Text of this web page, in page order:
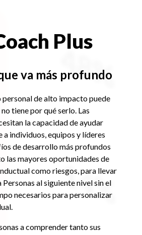
Plus
va más profundo
de alto impacto puede
tiene por qué serlo. Las
la capacidad de ayudar
individuos, equipos y líderes
de desarrollo más profundos
las mayores oportunidades de
como riesgos, para llevar
Personas al siguiente nivel sin el
necesarios para personalizar
a comprender tanto sus